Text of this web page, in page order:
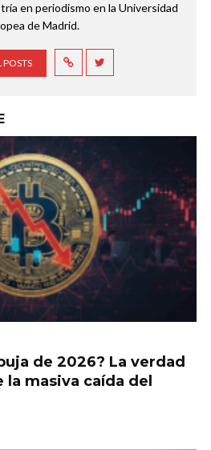
en periodismo en la Universidad
de Madrid.
POSTS
de 2026? La verdad
la masiva caída del